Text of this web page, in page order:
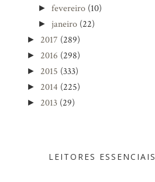
► fevereiro (10)
► janeiro (22)
► 2017 (289)
► 2016 (298)
► 2015 (333)
► 2014 (225)
► 2013 (29)
LEITORES ESSENCIAIS